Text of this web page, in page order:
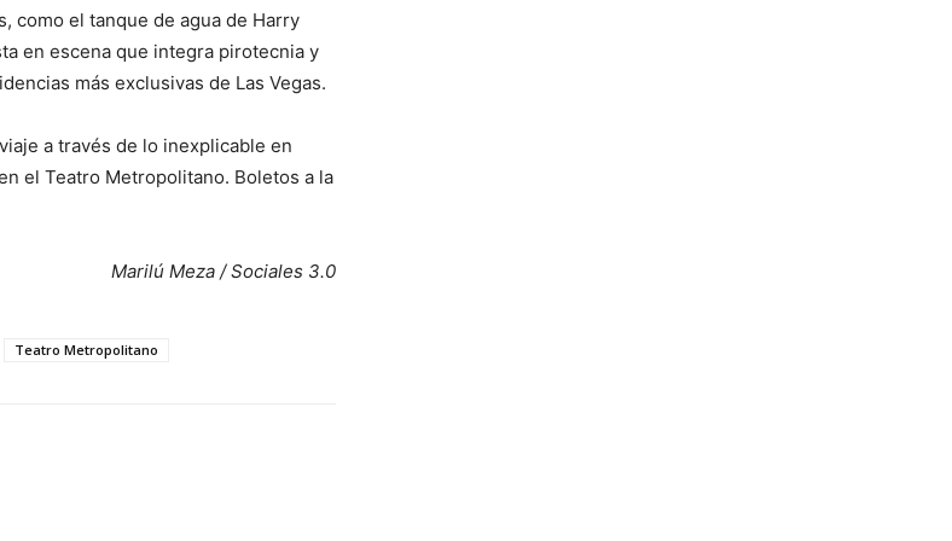
como el tanque de agua de Harry
en escena que integra pirotecnia y
más exclusivas de Las Vegas.
a través de lo inexplicable en
el Teatro Metropolitano. Boletos a la
Marilú Meza / Sociales 3.0
Teatro Metropolitano